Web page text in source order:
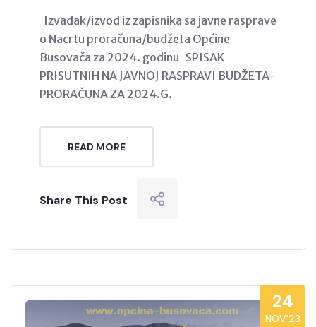
Izvadak/izvod iz zapisnika sa javne rasprave
o Nacrtu proračuna/budžeta Općine
Busovača za 2024. godinu SPISAK
PRISUTNIH NA JAVNOJ RASPRAVI BUDŽETA-
PRORAČUNA ZA 2024.G.
READ MORE
Share This Post
24
NOV’23